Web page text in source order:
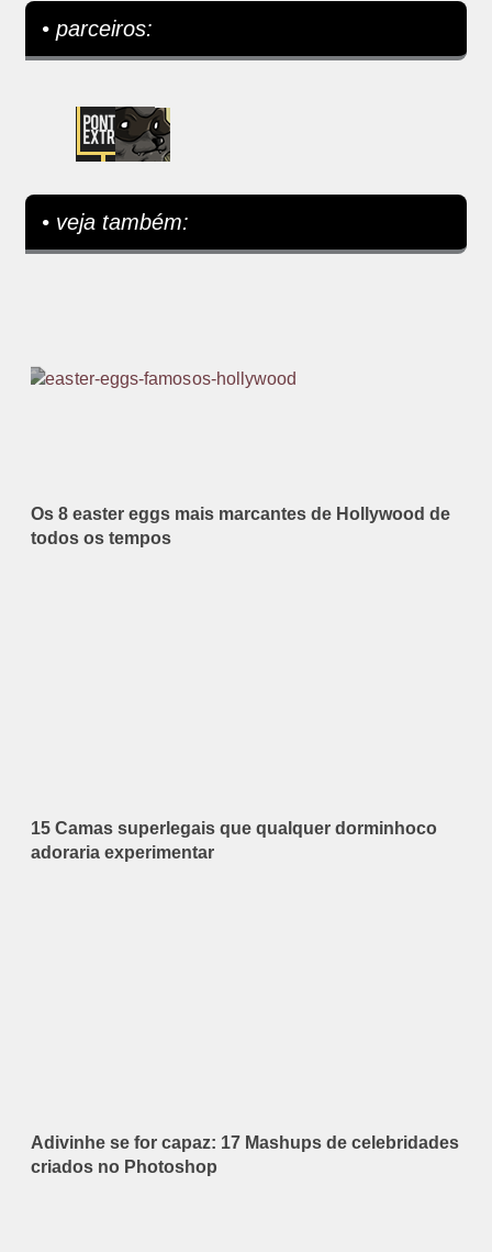
• parceiros:
• veja também:
Os 8 easter eggs mais marcantes de Hollywood de
todos os tempos
15 Camas superlegais que qualquer dorminhoco
adoraria experimentar
Adivinhe se for capaz: 17 Mashups de celebridades
criados no Photoshop